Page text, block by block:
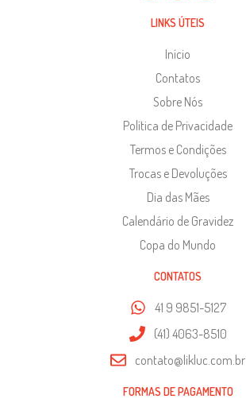
LINKS ÚTEIS
Início
Contatos
Sobre Nós
Política de Privacidade
Termos e Condições
Trocas e Devoluções
Dia das Mães
Calendário de Gravidez
Copa do Mundo
CONTATOS
41 9 9851-5127
(41) 4063-8510
contato@likluc.com.br
FORMAS DE PAGAMENTO